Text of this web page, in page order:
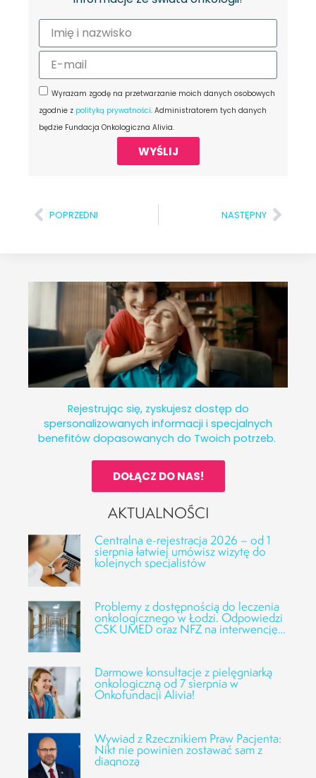
Wyrażam zgodę na przetwarzanie moich danych osobowych
zgodnie z polityką prywatności. Administratorem tych danych
będzie Fundacja Onkologiczna Alivia.
WYŚLIJ
POPRZEDNI NASTĘPNY
Rejestrując się, zyskujesz dostęp do
spersonalizowanych informacji i specjalnych
benefitów dopasowanych do Twoich potrzeb.
DOŁĄCZ DO NAS!
AKTUALNOŚCI
Centralna e-rejestracja 2026 – od 1
sierpnia łatwiej umówisz wizytę do
kolejnych specjalistów
Problemy z dostępnością do leczenia
onkologicznego w Łodzi. Odpowiedzi
CSK UMED oraz NFZ na interwencję
Darmowe konsultacje z pielęgniarką
onkologiczną od 7 sierpnia w
Onkofundacji Alivia!
Wywiad z Rzecznikiem Praw Pacjenta:
Nikt nie powinien zostawać sam z
diagnozą